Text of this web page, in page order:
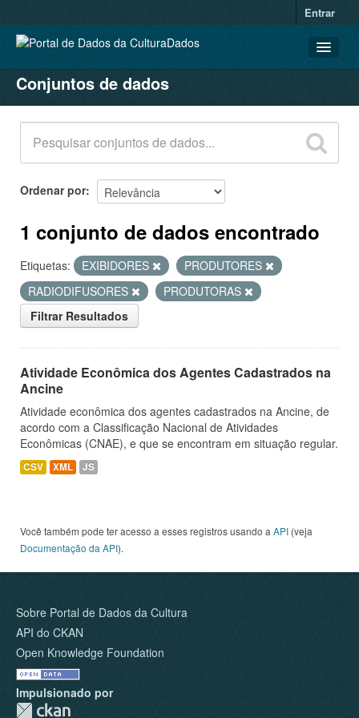
Entrar
CONJUNTOS DE DADOS
ORGANIZAÇÕES
GRUPOS
SOBRE
Conjuntos de dados
Ordenar por
1 conjunto de dados encontrado
Etiquetas: EXIBIDORES
PRODUTORES
RADIODIFUSORES
PRODUTORAS
Filtrar Resultados
Atividade Econômica dos Agentes Cadastrados na
Ancine
Atividade econômica dos agentes cadastrados na Ancine, de
acordo com a Classificação Nacional de Atividades
Econômicas (CNAE), e que se encontram em situação regular.
CSV XML JS
Você também pode ter acesso a esses registros usando a API (veja
Documentação da API).
Sobre Portal de Dados da Cultura
API do CKAN
Open Knowledge Foundation
Impulsionado por